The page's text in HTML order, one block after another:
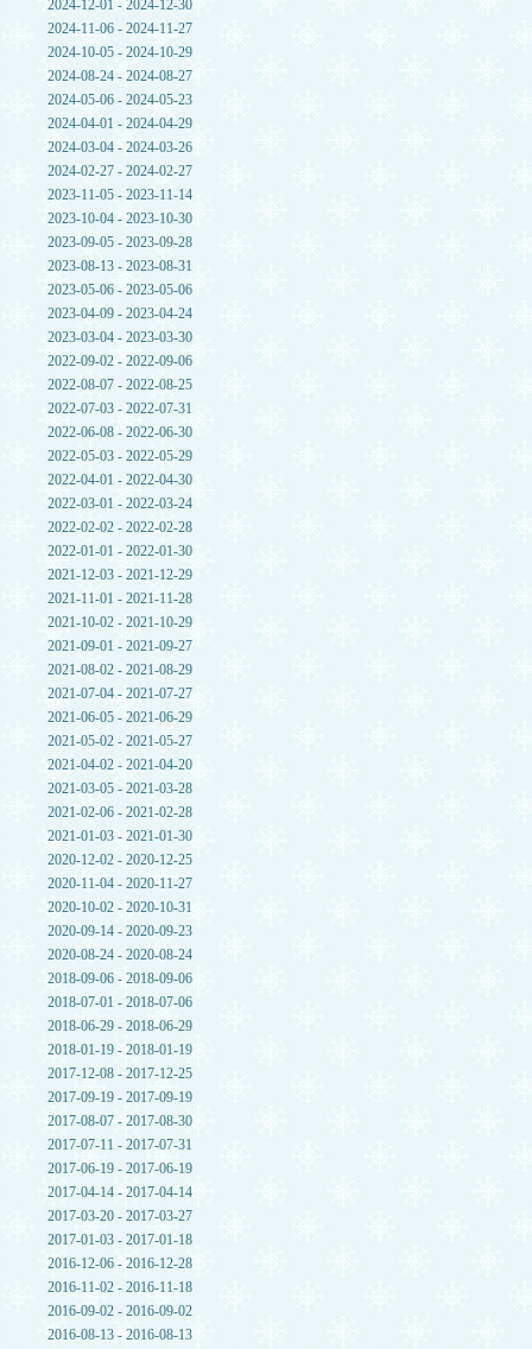
2024-12-01 - 2024-12-30
2024-11-06 - 2024-11-27
2024-10-05 - 2024-10-29
2024-08-24 - 2024-08-27
2024-05-06 - 2024-05-23
2024-04-01 - 2024-04-29
2024-03-04 - 2024-03-26
2024-02-27 - 2024-02-27
2023-11-05 - 2023-11-14
2023-10-04 - 2023-10-30
2023-09-05 - 2023-09-28
2023-08-13 - 2023-08-31
2023-05-06 - 2023-05-06
2023-04-09 - 2023-04-24
2023-03-04 - 2023-03-30
2022-09-02 - 2022-09-06
2022-08-07 - 2022-08-25
2022-07-03 - 2022-07-31
2022-06-08 - 2022-06-30
2022-05-03 - 2022-05-29
2022-04-01 - 2022-04-30
2022-03-01 - 2022-03-24
2022-02-02 - 2022-02-28
2022-01-01 - 2022-01-30
2021-12-03 - 2021-12-29
2021-11-01 - 2021-11-28
2021-10-02 - 2021-10-29
2021-09-01 - 2021-09-27
2021-08-02 - 2021-08-29
2021-07-04 - 2021-07-27
2021-06-05 - 2021-06-29
2021-05-02 - 2021-05-27
2021-04-02 - 2021-04-20
2021-03-05 - 2021-03-28
2021-02-06 - 2021-02-28
2021-01-03 - 2021-01-30
2020-12-02 - 2020-12-25
2020-11-04 - 2020-11-27
2020-10-02 - 2020-10-31
2020-09-14 - 2020-09-23
2020-08-24 - 2020-08-24
2018-09-06 - 2018-09-06
2018-07-01 - 2018-07-06
2018-06-29 - 2018-06-29
2018-01-19 - 2018-01-19
2017-12-08 - 2017-12-25
2017-09-19 - 2017-09-19
2017-08-07 - 2017-08-30
2017-07-11 - 2017-07-31
2017-06-19 - 2017-06-19
2017-04-14 - 2017-04-14
2017-03-20 - 2017-03-27
2017-01-03 - 2017-01-18
2016-12-06 - 2016-12-28
2016-11-02 - 2016-11-18
2016-09-02 - 2016-09-02
2016-08-13 - 2016-08-13